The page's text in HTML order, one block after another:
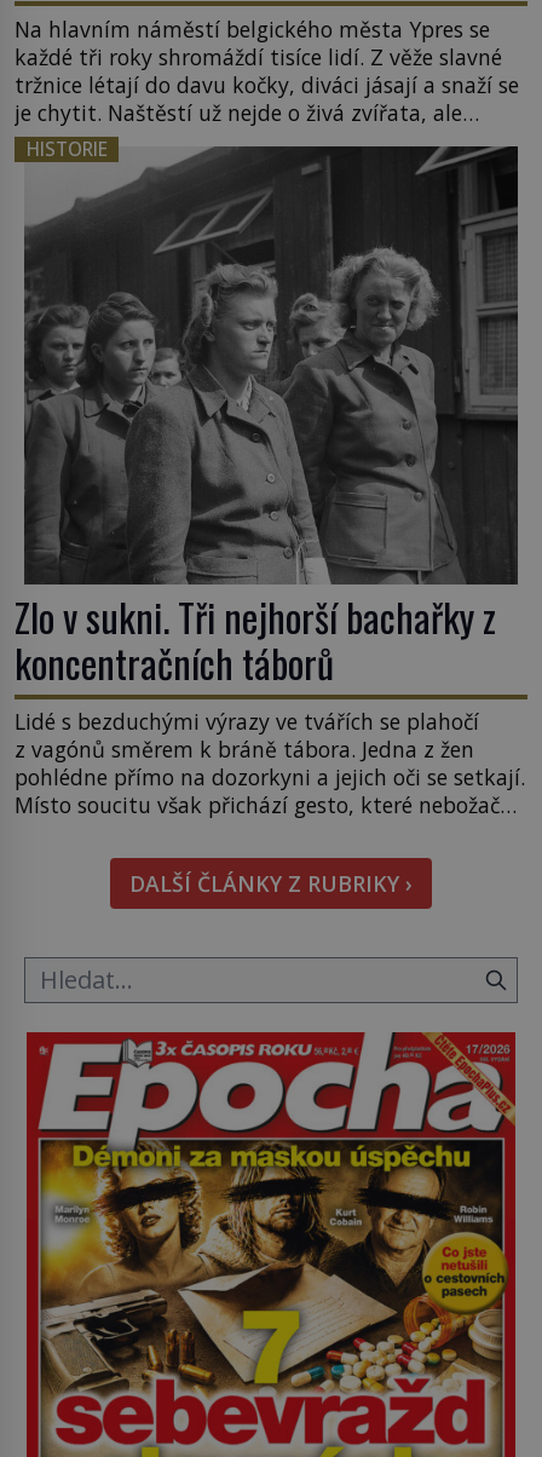
Na hlavním náměstí belgického města Ypres se
každé tři roky shromáždí tisíce lidí. Z věže slavné
tržnice létají do davu kočky, diváci jásají a snaží se
je chytit. Naštěstí už nejde o živá zvířata, ale
jenom o plyšové suvenýry. Kdysi to ale bylo jinak.
Tato veselá podívaná připomíná jeden z
nejpodivnějších a zároveň nejkrutějších zvyků […]
HISTORIE
Zlo v sukni. Tři nejhorší bachařky z
koncentračních táborů
Lidé s bezduchými výrazy ve tvářích se plahočí
z vagónů směrem k bráně tábora. Jedna z žen
pohlédne přímo na dozorkyni a jejich oči se setkají.
Místo soucitu však přichází gesto, které nebožačku
Rudolf Höss (1901–1947), Josef Mengele (1911–
1979) či Heinrich Himmler (1900–1945) zná každý,
o koho se historie jen otřela. Jenže […]
DALŠÍ ČLÁNKY Z RUBRIKY ›